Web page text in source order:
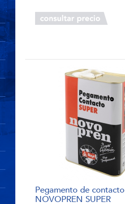
Pegamento de contacto
NOVOPREN SUPER